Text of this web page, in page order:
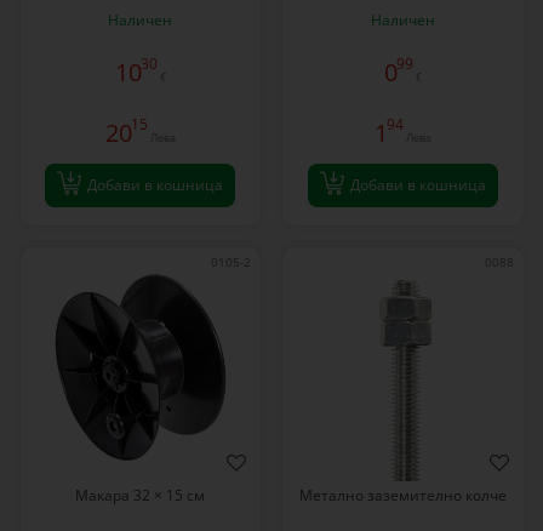
Наличен
1030
€
2015
Лева
Добави в кошница
Наличен
099
€
1 94
Лева
Добави в кошница
0105-2
Макара 32 × 15 см
0088
Метално заземително колче